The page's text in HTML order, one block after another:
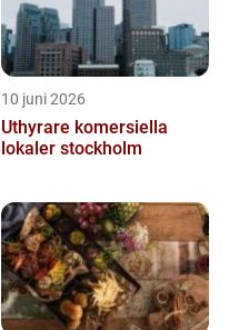
10 juni 2026
Uthyrare komersiella
lokaler stockholm